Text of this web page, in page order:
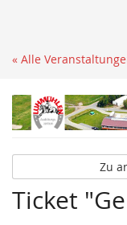
« Alle
Zu
Ticket